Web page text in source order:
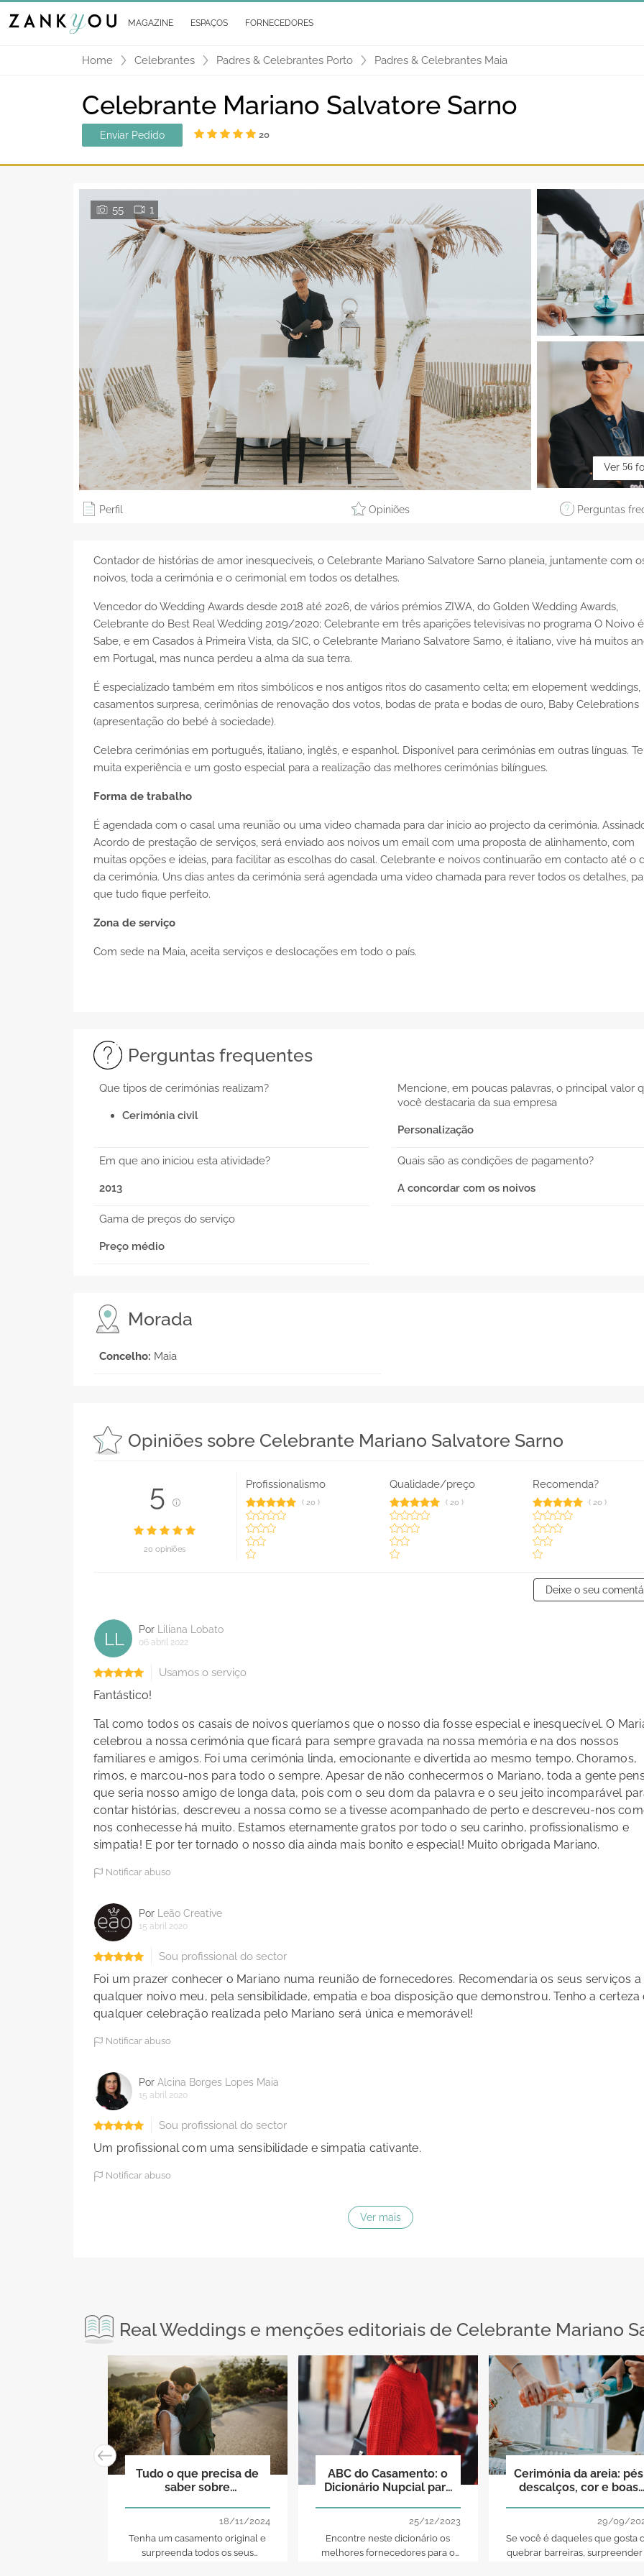
MAGAZINE ESPAÇOS FORNECEDORES
Home Celebrantes Padres & Celebrantes Porto Padres & Celebrantes Maia
Celebrante Mariano Salvatore Sarno
Enviar Pedido 20
55 1
Ver 56
Perfil Opiniões Perguntas
Contador de histórias de amor inesquecíveis, o Celebrante Mariano Salvatore Sarno planeia, juntamente com
noivos, toda a cerimónia e o cerimonial em todos os detalhes.
Vencedor do Wedding Awards desde 2018 até 2026, de vários prémios ZIWA, do Golden Wedding Awards,
Celebrante do Best Real Wedding 2019/2020; Celebrante em três aparições televisivas no programa O Noivo
Sabe, e em Casados à Primeira Vista, da SIC, o Celebrante Mariano Salvatore Sarno, é italiano, vive há muitos
em Portugal, mas nunca perdeu a alma da sua terra.
É especializado também em ritos simbólicos e nos antigos ritos do casamento celta; em elopement weddings,
casamentos surpresa, cerimônias de renovação dos votos, bodas de prata e bodas de ouro, Baby Celebrations
(apresentação do bebé à sociedade).
Celebra cerimónias em português, italiano, inglês, e espanhol. Disponível para cerimónias em outras línguas.
muita experiência e um gosto especial para a realização das melhores cerimónias bilíngues.
Forma de trabalho
É agendada com o casal uma reunião ou uma video chamada para dar início ao projecto da cerimónia.
Acordo de prestação de serviços, será enviado aos noivos um email com uma proposta de alinhamento, com
muitas opções e ideias, para facilitar as escolhas do casal. Celebrante e noivos continuarão em contacto até o
da cerimónia. Uns dias antes da cerimónia será agendada uma vídeo chamada para rever todos os detalhes,
que tudo fique perfeito.
Zona de serviço
Com sede na Maia, aceita serviços e deslocações em todo o país.
Perguntas frequentes
Que tipos de cerimónias realizam?
Cerimónia civil
Mencione, em poucas palavras, o principal valor
você destacaria da sua empresa
Personalização
Em que ano iniciou esta atividade?
2013
Quais são as condições de pagamento?
A concordar com os noivos
Gama de preços do serviço
Preço médio
Morada
Concelho: Maia
Opiniões sobre Celebrante Mariano Salvatore Sarno
5
20 opiniões
Profissionalismo
(20 )
Qualidade/preço
(20 )
Recomenda?
( 20)
Deixe o seu
LL Por Liliana Lobato
06 abril 2022
Usamos o serviço
Fantástico!
Tal como todos os casais de noivos queríamos que o nosso dia fosse especial e inesquecível. O
celebrou a nossa cerimónia que ficará para sempre gravada na nossa memória e na dos nossos
familiares e amigos. Foi uma cerimónia linda, emocionante e divertida ao mesmo tempo. Choramos,
rimos, e marcou-nos para todo o sempre. Apesar de não conhecermos o Mariano, toda a gente
que seria nosso amigo de longa data, pois com o seu dom da palavra e o seu jeito incomparável
contar histórias, descreveu a nossa como se a tivesse acompanhado de perto e descreveu-nos
nos conhecesse há muito. Estamos eternamente gratos por todo o seu carinho, profissionalismo e
simpatia! E por ter tornado o nosso dia ainda mais bonito e especial! Muito obrigada Mariano.
Notificar abuso
Por Leão Creative
15 abril 2020
Sou profissional do sector
Foi um prazer conhecer o Mariano numa reunião de fornecedores. Recomendaria os seus serviços a
qualquer noivo meu, pela sensibilidade, empatia e boa disposição que demonstrou. Tenho a certeza
qualquer celebração realizada pelo Mariano será única e memorável!
Notificar abuso
Por Alcina Borges Lopes Maia
15 abril 2020
Sou profissional do sector
Um profissional com uma sensibilidade e simpatia cativante.
Notificar abuso
Ver mais
Real Weddings e menções editoriais de Celebrante Mariano
Tudo o que precisa de
saber sobre
18/11/2024
Tenha um casamento original e
surpreenda todos os seus
ABC do Casamento: o
Dicionário Nupcial para
25/12/2023
Encontre neste dicionário os
melhores fornecedores para o
Cerimónia da areia: pés
descalços, cor e boas
29/09/
Se você é daqueles que gosta
quebrar barreiras, surpreender